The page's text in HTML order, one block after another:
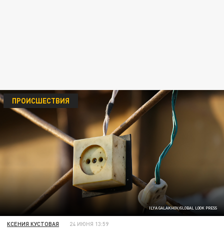
ILYA GALAKHOV/GLOBAL LOOK PRESS
ПРОИСШЕСТВИЯ
КСЕНИЯ КУСТОВАЯ 24 ИЮНЯ 13:59